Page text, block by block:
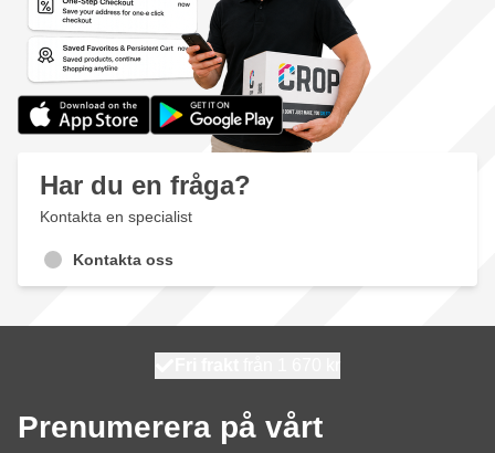
Har du en fråga?
Kontakta en specialist
Kontakta oss
Prenumerera på vårt